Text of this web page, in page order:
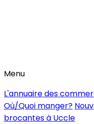
Menu
L'annuaire des
Où/Quoi manger?
brocantes à Uccle